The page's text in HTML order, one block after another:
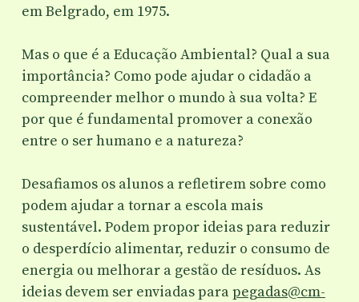
em Belgrado, em 1975.
Mas o que é a Educação Ambiental? Qual a sua
importância? Como pode ajudar o cidadão a
compreender melhor o mundo à sua volta? E
por que é fundamental promover a conexão
entre o ser humano e a natureza?
Desafiamos os alunos a refletirem sobre como
podem ajudar a tornar a escola mais
sustentável. Podem propor ideias para reduzir
o desperdício alimentar, reduzir o consumo de
energia ou melhorar a gestão de resíduos. As
ideias devem ser enviadas parapegadas@cm-